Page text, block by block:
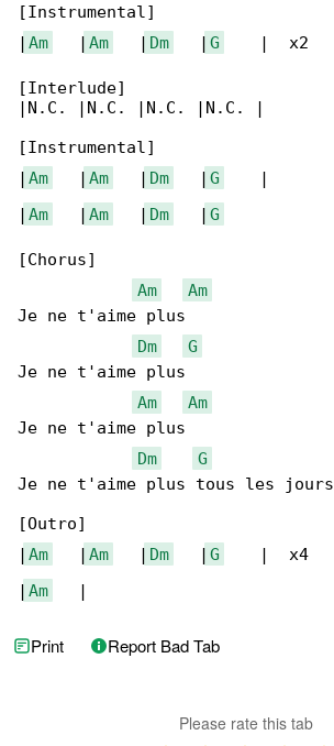
[Instrumental]
| Am
   |
Am
   |
Dm
   |
G
    |  x2
[Interlude]
|N.C. |N.C. |N.C. |N.C. |
[Instrumental]
| Am
   |
Am
   |
Dm
   |
G
    |
| Am
   |
Am
   |
Dm
   |
G
[Chorus]
Am
Am
Je ne t'aime plus
Dm
G
Je ne t'aime plus
Am
Am
Je ne t'aime plus
Dm
G
Je ne t'aime plus tous les jours
[Outro]
| Am
   |
Am
   |
Dm
   |
G
    |  x4
| Am
   |
Print Report Bad Tab
Please rate this tab